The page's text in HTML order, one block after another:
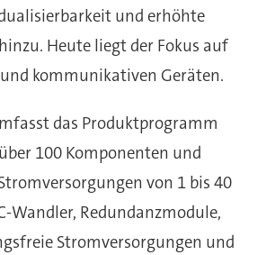
und erhöhte
Heute liegt der Fokus auf
kommunikativen Geräten.
das Produktprogramm
100 Komponenten und
von 1 bis 40
Wandler, Redundanzmodule,
Stromversorgungen und